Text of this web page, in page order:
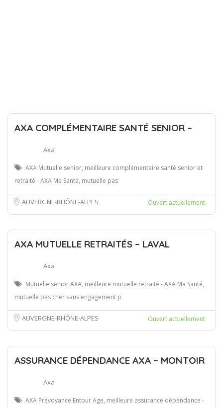
AXA COMPLÉMENTAIRE SANTÉ SENIOR –
Axa
AXA Mutuelle senior, meilleure complémentaire santé senior et
retraité - AXA Ma Santé, mutuelle pas
AUVERGNE-RHÔNE-ALPES Ouvert actuellement
AXA MUTUELLE RETRAITÉS – LAVAL
Axa
Mutuelle senior AXA, meilleure mutuelle retraité - AXA Ma Santé,
mutuelle pas cher sans engagement p
AUVERGNE-RHÔNE-ALPES Ouvert actuellement
ASSURANCE DÉPENDANCE AXA – MONTOIR
Axa
AXA Prévoyance Entour Age, meilleure assurance dépendance -